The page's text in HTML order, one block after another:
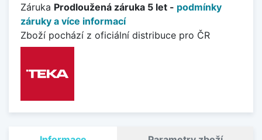
Záruka Prodloužená záruka 5 let - podmínky
záruky a více informací
Zboží pochází z oficiální distribuce pro ČR